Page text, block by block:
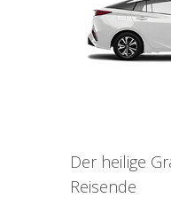
Der heilige
Reisende